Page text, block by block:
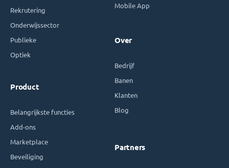
Rekrutering
Onderwijssector
Publieke
Optiek
Product
Belangrijkste functies
Add-ons
Marketplace
Beveiliging
Mobile App
Over
Bedrijf
Banen
Klanten
Blog
Partners